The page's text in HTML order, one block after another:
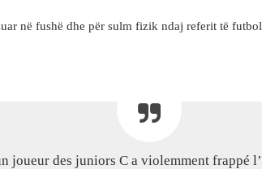
në fushë dhe për sulm fizik ndaj referit të
joueur des juniors C a violemment frappé